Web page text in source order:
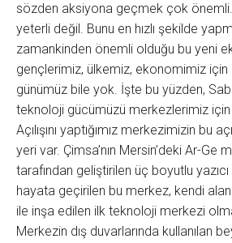
sözden aksiyona geçmek çok
yeterli değil. Bunu en hızlı şekilde
zamankinden önemli olduğu bu yeni
gençlerimiz, ülkemiz, ekonomimiz
günümüz bile yok. İşte bu yüzden,
teknoloji gücümüzü merkezlerimiz
Açılışını yaptığımız merkezimizin bu
yeri var. Çimsa’nın Mersin’deki Ar-Ge
tarafından geliştirilen üç boyutlu
hayata geçirilen bu merkez, kendi
ile inşa edilen ilk teknoloji merkezi
Merkezin dış duvarlarında kullanılan